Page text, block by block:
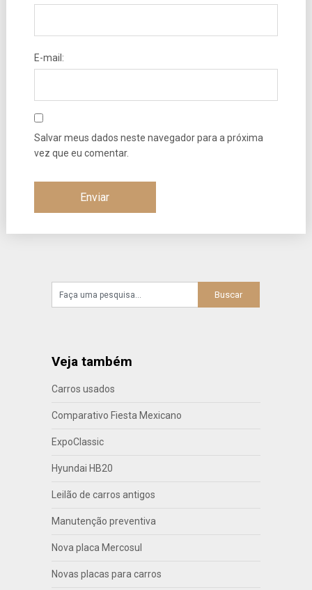
E-mail:
Salvar meus dados neste navegador para a próxima
vez que eu comentar.
Veja também
Carros usados
Comparativo Fiesta Mexicano
ExpoClassic
Hyundai HB20
Leilão de carros antigos
Manutenção preventiva
Nova placa Mercosul
Novas placas para carros